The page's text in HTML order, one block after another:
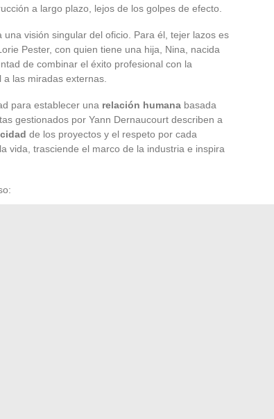
a largo plazo, lejos de los golpes de efecto.
visión singular del oficio. Para él, tejer lazos es
Pester, con quien tiene una hija, Nina, nacida
de combinar el éxito profesional con la
las miradas externas.
para establecer una relación humana basada
gestionados por Yann Dernaucourt describen a
de los proyectos y el respeto por cada
vida, trasciende el marco de la industria e inspira